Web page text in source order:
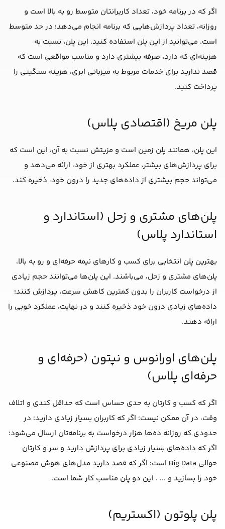
اگر که در برنامه خود، تعداد کاربرانتان متوسط رو به بالا است و
روزانه، تعداد پردازش‌هایی که برنامه انجام می‌دهد؛ در حد متوسط
است. می‌توانید از این پلن استفاده کنید. این پلن، نسبت به
هزینه‌ای که دارد، صرفه بیشتری دارد و مناسب مواقعی است که
قصد ندارید برای خدمات مربوط به میزبانی ابری، هزینه سنگینی را
پرداخت کنید.
پلن مریخ (اقتصادی پلاس)
این پلن، همانند پلن زمین است و مزیتش نسبت به آن، این است که
برای پردازش‌های بیشتر، عملکرد بهتری از خود، ارائه می‌دهد و
می‌تواند حجم بیشتری از داده‌های جدید را درون خود، ذخیره کند.
پلن‌های مشتری و زحل (استاندارد و
استاندارد پلاس)
بهترین پلن انتخابی برای کسب و کارهای نیمه حرفه‌ای و رو به بالا،
پلن‌های مشتری و زحل، می‌باشند. این پلن‌ها می‌توانند حجم زیادی
از درخواست کاربران را بدون کمترین کاهش سرعت، پردازش کنند؛
داده‌های زیادی درون خود ذخیره کنند و در نهایت، عملکرد خوبی را
ارائه دهند.
پلن‌های اورانوس و نپتون (حرفه‌ای و
حرفه‌ای پلاس)
اگر که کسب و کارتان به حدی حساس است که حداقل کندی و اتلاف
وقت، در آن ممکن نیست؛ اگر که کاربران بسیار زیادی دارید؛ در
حدودی که روزانه ده‌ها هزار درخواست به برنامه‌تان ارسال می‌شود؛
اگر که داده‌های بسیار زیادی برای پردازش دارید و سر و کارتان
حوالی Big Data است؛ اگر که قصد دارید مدل‌های هوش مصنوعی
خود را بسازید و ... . این دو پلن مناسب کار شما است.
پلن پلوتون (اکستریم)